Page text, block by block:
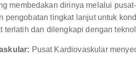
membedakan dirinya melalui
pengobatan tingkat lanjut untuk
terlatih dan dilengkapi dengan
Pusat Kardiovaskular